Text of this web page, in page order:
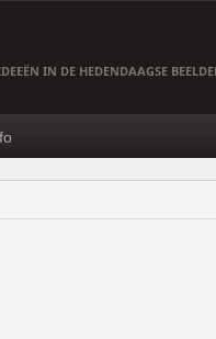
IN DE HEDENDAAGSE